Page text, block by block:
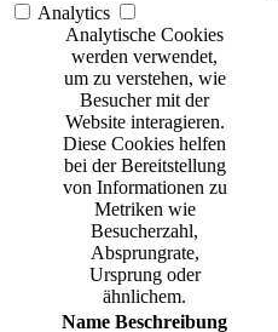
Analytics
Analytische Cookies
werden verwendet,
um zu verstehen, wie
Besucher mit der
Website interagieren.
Diese Cookies helfen
bei der Bereitstellung
von Informationen zu
Metriken wie
Besucherzahl,
Absprungrate,
Ursprung oder
ähnlichem.
Name Beschreibung